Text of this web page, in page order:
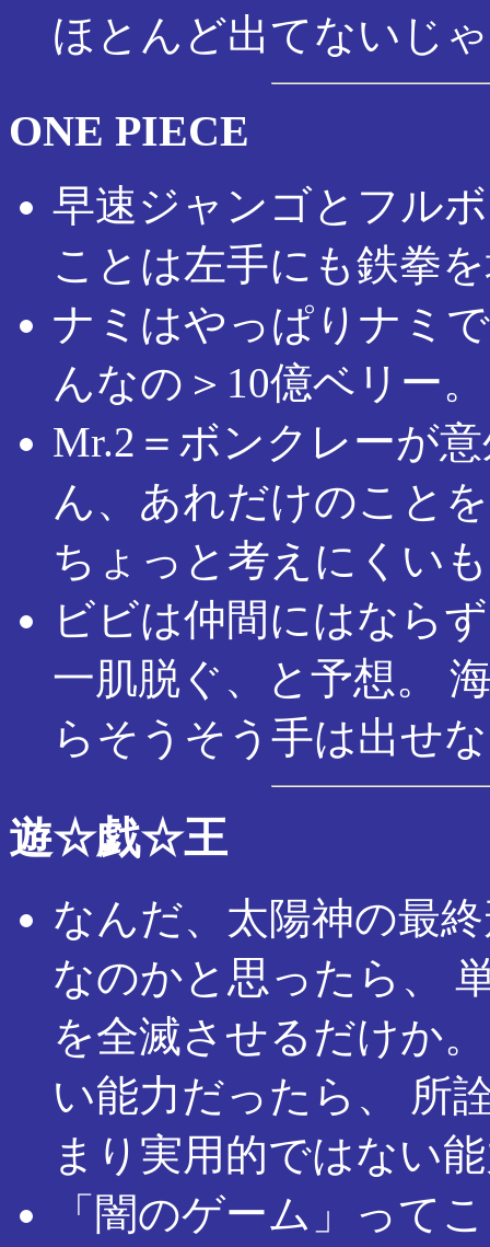
ほとんど出てないじ
ONE PIECE
早速ジャンゴとフル
ことは左手にも鉄拳
ナミはやっぱりナミ
んなの＞10億ベリー。
Mr.2＝ボンクレーが
ん、あれだけのこと
ちょっと考えにくい
ビビは仲間にはなら
一肌脱ぐ、と予想。
らそうそう手は出せ
遊☆戯☆王
なんだ、太陽神の最
なのかと思ったら、
を全滅させるだけか
い能力だったら、 所
まり実用的ではない
「闇のゲーム」って